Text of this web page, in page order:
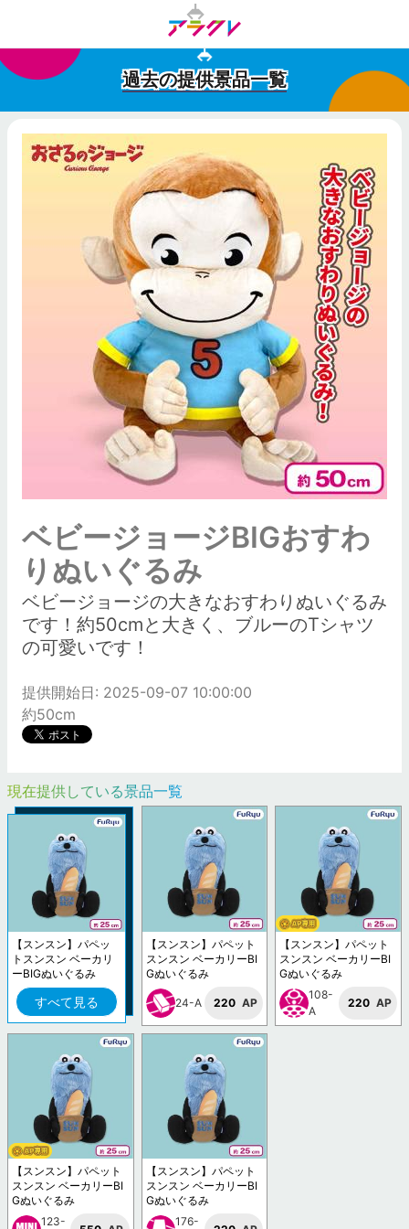
過去の提供景品一覧
ベビージョージBIGおすわ
りぬいぐるみ
ベビージョージの大きなおすわりぬいぐるみ
です！約50cmと大きく、ブルーのTシャツ
の可愛いです！
提供開始日: 2025-09-07 10:00:00
約50cm
現在提供している景品一覧
【スンスン】パペッ
トスンスン ベーカリ
ーBIGぬいぐるみ
すべて見る
【スンスン】パペット
スンスン ベーカリーBI
Gぬいぐるみ
24-A 220 AP
【スンスン】パペット
スンスン ベーカリーBI
Gぬいぐるみ
108-
A
220 AP
【スンスン】パペット
スンスン ベーカリーBI
Gぬいぐるみ
123-
【スンスン】パペット
スンスン ベーカリーBI
Gぬいぐるみ
176-